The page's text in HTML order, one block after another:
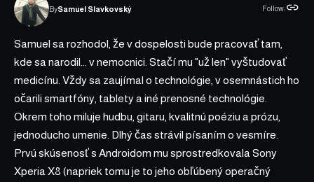
BySamuel Slavkovský Follow:
Samuel sa rozhodol, že v dospelosti bude pracovať tam,
kde sa narodil... v nemocnici. Stačí mu "už len" vyštudovať
medicínu. Vždy sa zaujímal o technológie, v osemnástich ho
očarili smartfóny, tablety a iné prenosné technológie.
Okrem toho miluje hudbu, gitaru, kvalitnú poéziu a prózu,
jednoducho umenie. Dlhý čas strávil písaním o vesmíre.
Prvú skúsenosť s Androidom mu sprostredkovala Sony
Xperia X8 (napriek tomu je to jeho obľúbený operačný